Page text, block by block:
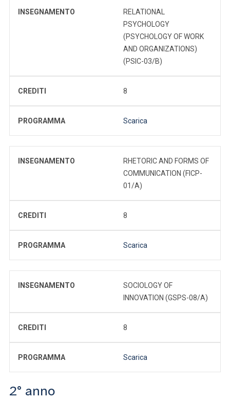
INSEGNAMENTO
RELATIONAL
PSYCHOLOGY
(PSYCHOLOGY OF WORK
AND ORGANIZATIONS)
(PSIC-03/B)
CREDITI 8
PROGRAMMA Scarica
INSEGNAMENTO
RHETORIC AND FORMS OF
COMMUNICATION (FICP-
01/A)
CREDITI 8
PROGRAMMA Scarica
INSEGNAMENTO
SOCIOLOGY OF
INNOVATION (GSPS-08/A)
CREDITI 8
PROGRAMMA Scarica
2° anno